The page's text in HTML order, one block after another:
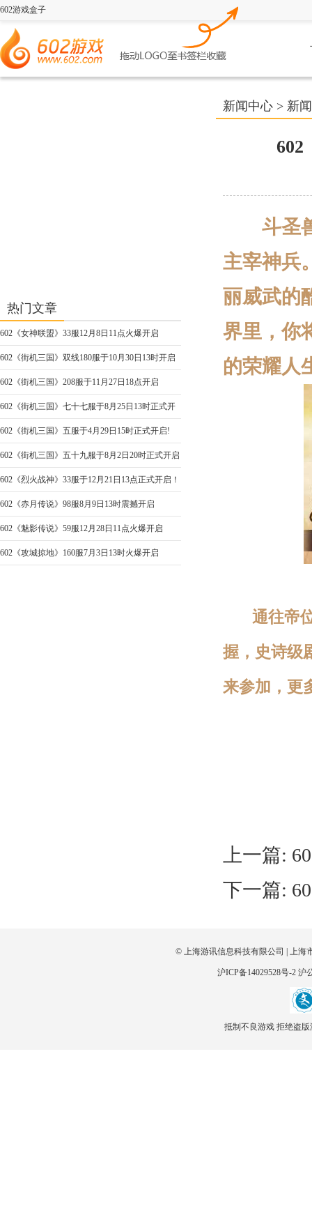
602游戏盒子
热门文章
602《女神联盟》33服12月8日11点火爆开启
602《街机三国》双线180服于10月30日13时开启
602《街机三国》208服于11月27日18点开启
602《街机三国》七十七服于8月25日13时正式开
启
602《街机三国》五服于4月29日15时正式开启!
602《街机三国》五十九服于8月2日20时正式开启
602《烈火战神》33服于12月21日13点正式开启！
602《赤月传说》98服8月9日13时震撼开启
602《魅影传说》59服12月28日11点火爆开启
602《攻城掠地》160服7月3日13时火爆开启
新闻中心 > 新
602
斗圣兽
主宰神兵
丽威武的
界里，你
的荣耀人
通往帝位
握，史诗级
来参加，更
上一篇:
下一篇:
© 上海游讯信息科技有限公司 | 上
沪ICP备14029528号-2 沪
抵制不良游戏 拒绝盗